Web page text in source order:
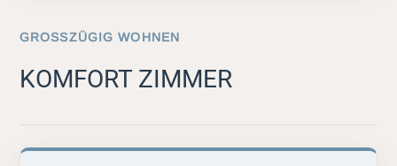
GROSSZÜGIG WOHNEN
KOMFORT ZIMMER